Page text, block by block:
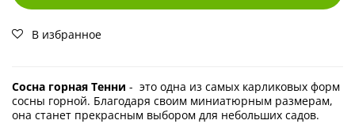
В избранное
Сосна горная Тенни - это одна из самых карликовых форм
сосны горной. Благодаря своим миниатюрным размерам,
она станет прекрасным выбором для небольших садов.